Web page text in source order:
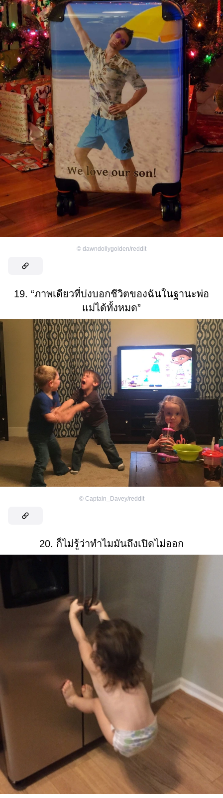
© dawndollygolden/reddit
19. “ภาพเดียวที่บ่งบอกชีวิตของฉันในฐานะพ่อ
แม่ได้ทั้งหมด”
© Captain_Davey/reddit
20. ก็ไม่รู้ว่าทำไมมันถึงเปิดไม่ออก